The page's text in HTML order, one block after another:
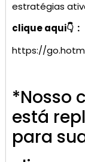
estratégias
clique aqui👇 :
https://
*Nosso
está
para